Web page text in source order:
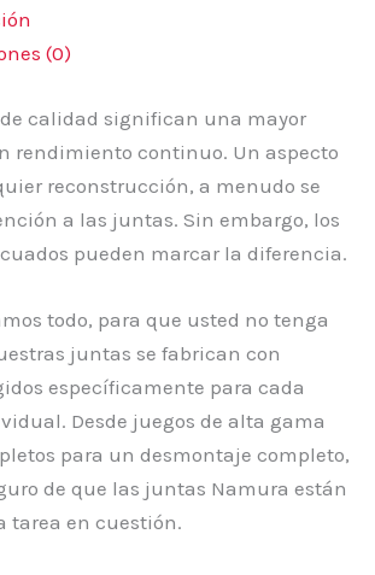
(0)
calidad significan una mayor
rendimiento continuo. Un aspecto
reconstrucción, a menudo se
a las juntas. Sin embargo, los
pueden marcar la diferencia.
todo, para que usted no tenga
juntas se fabrican con
específicamente para cada
Desde juegos de alta gama
para un desmontaje completo,
de que las juntas Namura están
tarea en cuestión.